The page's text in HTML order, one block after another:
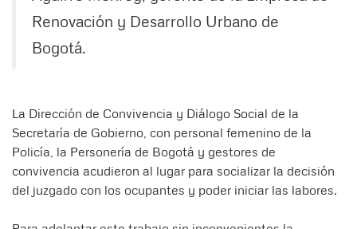
Renovación y Desarrollo Urbano de
Bogotá.
La Dirección de Convivencia y Diálogo Social de la
Secretaría de Gobierno, con personal femenino de la
Policía, la Personería de Bogotá y gestores de
convivencia acudieron al lugar para socializar la decisión
del juzgado con los ocupantes y poder iniciar las labores.